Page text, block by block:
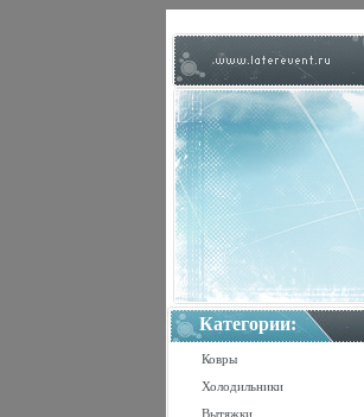
Категории:
Ковры
Холодильники
Вытяжки